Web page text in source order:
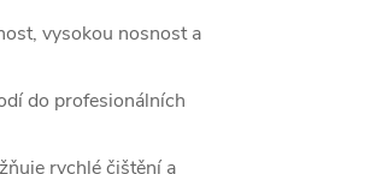
vysokou nosnost a
do profesionálních
rychlé čištění a